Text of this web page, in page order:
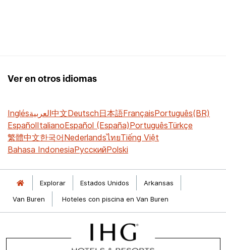
Ver en otros idiomas
Inglésالعربية中文Deutsch日本語FrançaisPortuguês(BR)
EspañolItalianoEspañol (España)PortuguêsTürkçe
繁體中文한국어NederlandsไทยTiếng Việt
Bahasa IndonesiaРусскийPolski
Explorar Estados Unidos
Arkansas
Van Buren
Hoteles con piscina en Van Buren